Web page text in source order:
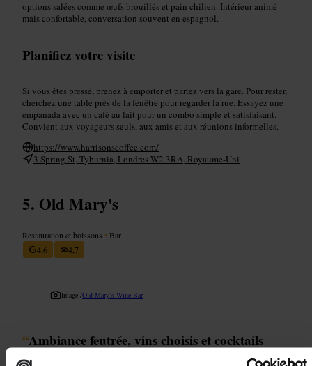
options salées comme œufs brouillés et pain chilien. Intérieur animé
mais confortable, conversation souvent en espagnol.
Planifiez votre visite
Si vous êtes pressé, prenez à emporter et partez vers la gare. Pour rester,
cherchez une table près de la fenêtre pour regarder la rue. Essayez une
empanada avec un café au lait pour un combo simple et satisfaisant.
Convient aux voyageurs seuls, aux amis et aux réunions informelles.
https://www.harrisonscoffee.com/
3 Spring St, Tyburnia, Londres W2 3RA, Royaume-Uni
Old Mary's
Restauration et boissons • Bar
4,6
4,7
Image /Old Mary’s Wine Bar
“Ambiance feutrée, vins choisis et cocktails
inventifs